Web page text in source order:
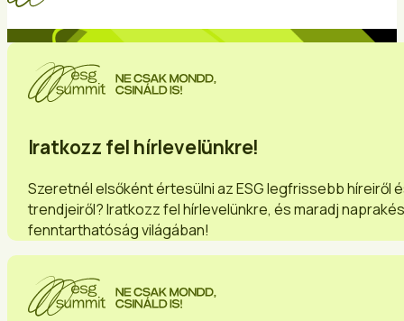
Iratkozz fel hírlevelünkre!
Szeretnél elsőként értesülni az ESG legfrissebb híreiről
trendjeiről? Iratkozz fel hírlevelünkre, és maradj
fenntarthatóság világában!